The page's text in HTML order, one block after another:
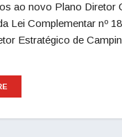
ao novo Plano Diretor
Lei Complementar nº
Estratégico de